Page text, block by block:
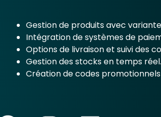
Gestion de produits avec
Intégration de systèmes de
Options de livraison et suivi des
Gestion des stocks en temps réel.
Création de codes